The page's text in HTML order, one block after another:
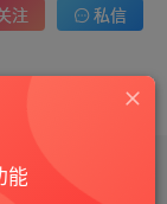
注 私信
0 粉丝0
能